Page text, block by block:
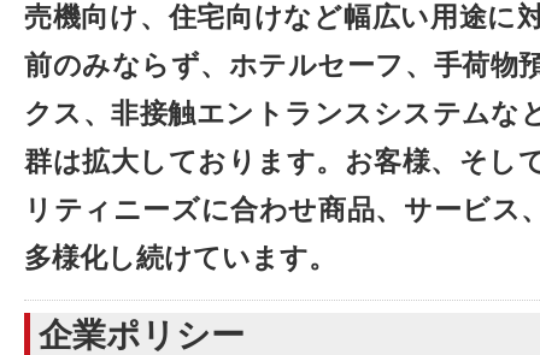
売機向け、住宅向けなど幅広い用途
前のみならず、ホテルセーフ、手荷物
クス、非接触エントランスシステムな
群は拡大しております。お客様、そし
リティニーズに合わせ商品、サービス
多様化し続けています。
企業ポリシー